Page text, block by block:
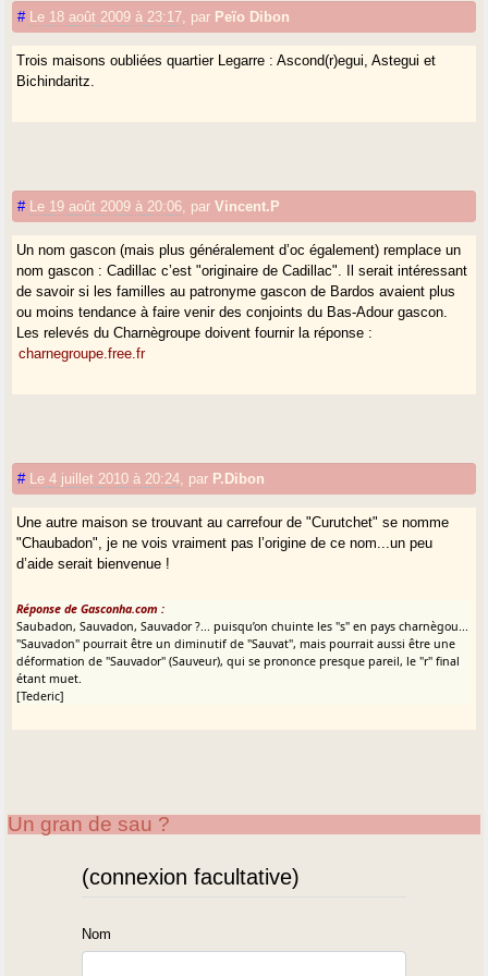
Etxebarne > Chabarne > Chaharne (phénomène basque classique que
phonétique, on a comme le prouve H.Iglesias la métairie de Saint-
Etienne (Bayonne) dite Char (rue de Char) attestée Charne, Chaharne
# Le 18 août 2009 à 23:17 par Peïo Dibon
Trois maisons oubliées quartier Legarre : Ascond(r)egui, Astegui et
Bichindaritz.
# Le 19 août 2009 à 20:06 parVincent.P
Un nom gascon (mais plus généralement d’oc également) remplace un
nom gascon : Cadillac c’est "originaire de Cadillac". Il serait intéressant
de savoir si les familles au patronyme gascon de Bardos avaient plus
ou moins tendance à faire venir des conjoints du Bas-Adour gascon.
Les relevés du Charnègroupe doivent fournir la réponse :
charnegroupe.free.fr
# Le 4 juillet 2010 à 20:24 par P.Dibon
Une autre maison se trouvant au carrefour de "Curutchet" se nomme
"Chaubadon", je ne vois vraiment pas l’origine de ce nom...un peu
d’aide serait bienvenue !
Réponse de Gasconha.com :
Saubadon, Sauvadon, Sauvador ?... puisqu’on chuinte les "s" en pays charnègou...
"Sauvadon" pourrait être un diminutif de "Sauvat", mais pourrait aussi être une
déformation de "Sauvador" (Sauveur), qui se prononce presque pareil, le "r" final
étant muet.
[Tederic]
Un gran de sau ?
(connexion facultative)
Nom